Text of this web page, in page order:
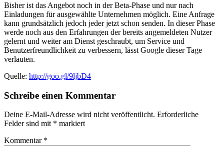
Bisher ist das Angebot noch in der Beta-Phase und nur nach
Einladungen für ausgewählte Unternehmen möglich. Eine Anfrage
kann grundsätzlich jedoch jeder jetzt schon senden. In dieser Phase
werde noch aus den Erfahrungen der bereits angemeldeten Nutzer
gelernt und weiter am Dienst geschraubt, um Service und
Benutzerfreundlichkeit zu verbessern, lässt Google dieser Tage
verlauten.
Quelle: http://goo.gl/9ljbD4
Schreibe einen Kommentar
Deine E-Mail-Adresse wird nicht veröffentlicht. Erforderliche
Felder sind mit * markiert
Kommentar *